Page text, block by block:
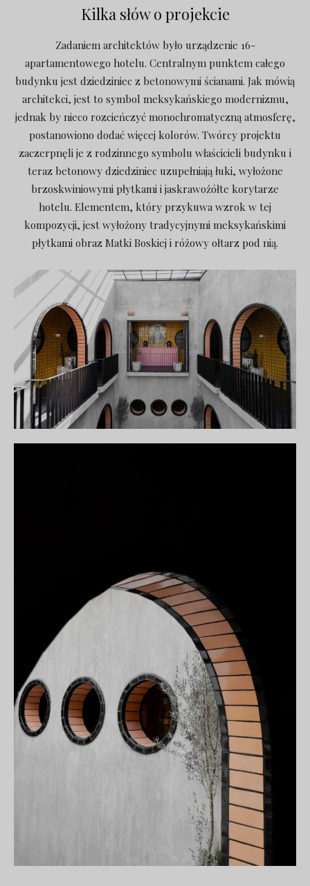
Kilka słów o projekcie
Zadaniem architektów było urządzenie 16-
apartamentowego hotelu. Centralnym punktem całego
budynku jest dziedziniec z betonowymi ścianami. Jak mówią
architekci, jest to symbol meksykańskiego modernizmu,
jednak by nieco rozcieńczyć monochromatyczną atmosferę,
postanowiono dodać więcej kolorów. Twórcy projektu
zaczerpnęli je z rodzinnego symbolu właścicieli budynku i
teraz betonowy dziedziniec uzupełniają łuki, wyłożone
brzoskwiniowymi płytkami i jaskrawożółte korytarze
hotelu. Elementem, który przykuwa wzrok w tej
kompozycji, jest wyłożony tradycyjnymi meksykańskimi
płytkami obraz Matki Boskiej i różowy ołtarz pod nią.